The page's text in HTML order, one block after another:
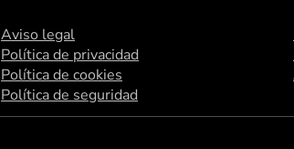
Aviso legal
Política de privacidad
Política de cookies
Política de seguridad